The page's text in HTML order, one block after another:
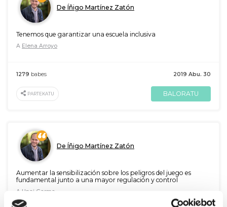
De Íñigo Martínez Zatón
Tenemos que garantizar una escuela inclusiva
A Elena Arroyo
2019 Abu. 30
1279 babes
PARTEKATU BALORATU
De Íñigo Martínez Zatón
Aumentar la sensibilización sobre los peligros del juego es
fundamental junto a una mayor regulación y control
A Unai Garma